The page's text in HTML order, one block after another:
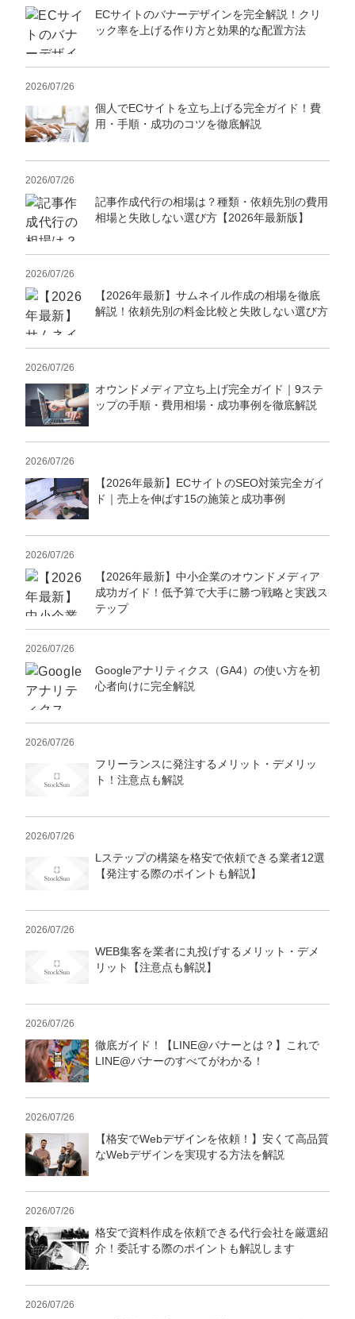
ECサイトのバナーデザインを完全解説！クリ
ック率を上げる作り方と効果的な配置方法
2026/07/26
個人でECサイトを立ち上げる完全ガイド！費
用・手順・成功のコツを徹底解説
2026/07/26
記事作成代行の相場は？種類・依頼先別の費用
相場と失敗しない選び方【2026年最新版】
2026/07/26
【2026年最新】サムネイル作成の相場を徹底
解説！依頼先別の料金比較と失敗しない選び方
2026/07/26
オウンドメディア立ち上げ完全ガイド｜9ステ
ップの手順・費用相場・成功事例を徹底解説
2026/07/26
【2026年最新】ECサイトのSEO対策完全ガイ
ド｜売上を伸ばす15の施策と成功事例
2026/07/26
【2026年最新】中小企業のオウンドメディア
成功ガイド！低予算で大手に勝つ戦略と実践ス
テップ
2026/07/26
Googleアナリティクス（GA4）の使い方を初
心者向けに完全解説
2026/07/26
フリーランスに発注するメリット・デメリッ
ト！注意点も解説
2026/07/26
Lステップの構築を格安で依頼できる業者12選
【発注する際のポイントも解説】
2026/07/26
WEB集客を業者に丸投げするメリット・デメ
リット【注意点も解説】
2026/07/26
徹底ガイド！【LINE@バナーとは？】これで
LINE@バナーのすべてがわかる！
2026/07/26
【格安でWebデザインを依頼！】安くて高品質
なWebデザインを実現する方法を解説
2026/07/26
格安で資料作成を依頼できる代行会社を厳選紹
介！委託する際のポイントも解説します
2026/07/26